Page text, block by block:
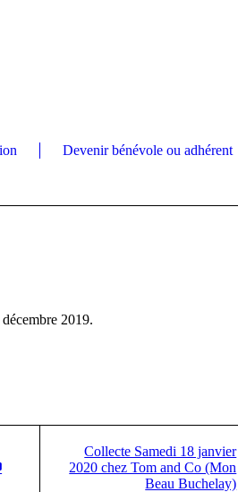
Devenir bénévole ou adhérent
2019.
Collecte Samedi 18 janvier
2020 chez Tom and Co (Mon
Beau Buchelay)